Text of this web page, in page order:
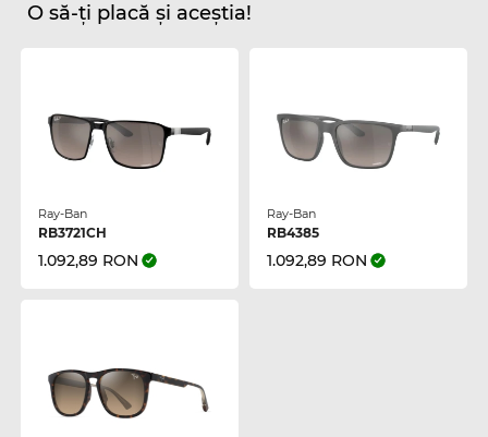
O să-ți placă și aceștia!
Ray-Ban
RB3721CH
1.092,89 RON
Ray-Ban
RB4385
1.092,89 RON